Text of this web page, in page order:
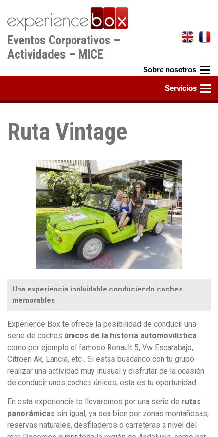
contenido
principal
Eventos Corporativos –
Actividades – MICE
Ruta Vintage
Una experiencia inolvidable conduciendo coches
memorables
Experience Box te ofrece la posibilidad de conducir una
serie de coches únicos de la historia automovilística
como por ejemplo el famoso Renault 5, Vw Escarabajo,
Citroen Ak, Lancia, etc . Si estás buscando con tu grupo
realizar una actividad muy inusual y disfrutar de la ocasión
de conducir unos coches únicos, esta es tu oportunidad.
En esta experiencia te llevaremos por una serie de rutas
panorámicas sin igual, ya sea bien por zonas montañosas,
reservas naturales, desfiladeros o carreteras a nivel del